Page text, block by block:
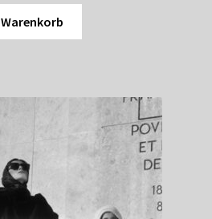
Warenkorb